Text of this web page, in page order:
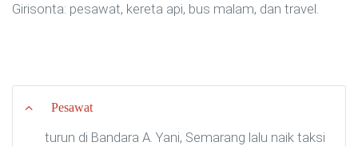
Girisonta: pesawat, kereta api, bus malam, dan travel.
Pesawat
turun di Bandara A. Yani, Semarang lalu naik taksi